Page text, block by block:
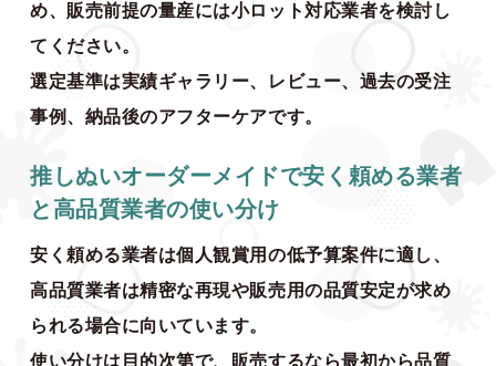
め、販売前提の量産には小ロット対応業者を検討し
てください。
選定基準は実績ギャラリー、レビュー、過去の受注
事例、納品後のアフターケアです。
推しぬいオーダーメイドで安く頼める業者
と高品質業者の使い分け
安く頼める業者は個人観賞用の低予算案件に適し、
高品質業者は精密な再現や販売用の品質安定が求め
られる場合に向いています。
使い分けは目的次第で、販売するなら最初から品質